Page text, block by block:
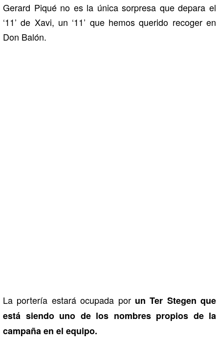
Gerard Piqué no es la única sorpresa que depara el
‘11’ de Xavi, un ‘11’ que hemos querido recoger en
Don Balón.
La portería estará ocupada por un Ter Stegen que
está siendo uno de los nombres propios de la
campaña en el equipo.